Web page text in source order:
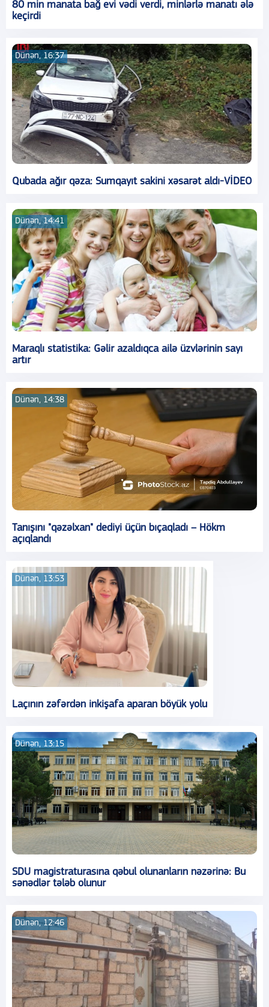
80 min manata bağ evi vədi verdi, minlərlə manatı ələ
keçirdi
Dünən, 16:37
Qubada ağır qəza: Sumqayıt sakini xəsarət aldı-VİDEO
Dünən, 14:41
Maraqlı statistika: Gəlir azaldıqca ailə üzvlərinin sayı
artır
Dünən, 14:38
Tanışını "qəzəlxan" dediyi üçün bıçaqladı – Hökm
açıqlandı
Dünən, 13:53
Laçının zəfərdən inkişafa aparan böyük yolu
Dünən, 13:15
SDU magistraturasına qəbul olunanların nəzərinə: Bu
sənədlər tələb olunur
Dünən, 12:46